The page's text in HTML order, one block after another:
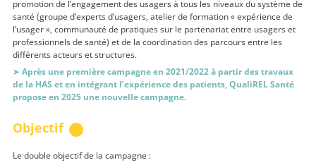
promotion de l’engagement des usagers à tous les niveaux du système de
santé (groupe d’experts d’usagers, atelier de formation « expérience de
l’usager », communauté de pratiques sur le partenariat entre usagers et
professionnels de santé) et de la coordination des parcours entre les
différents acteurs et structures.
➤ Après une première campagne en 2021/2022 à partir des travaux
de la HAS et en intégrant l’expérience des patients, QualiREL Santé
propose en 2025 une nouvelle campagne.
Objectif
Le double objectif de la campagne :